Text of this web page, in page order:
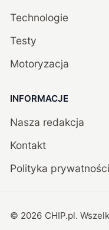
Technologie
Testy
Motoryzacja
INFORMACJE
Nasza redakcja
Kontakt
Polityka prywatności
© 2026 CHIP.pl.